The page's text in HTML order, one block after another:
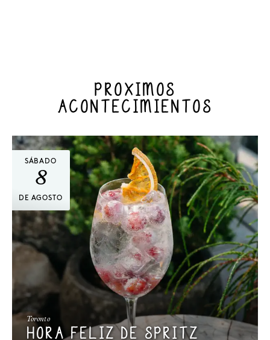
PRÓXIMOS
ACONTECIMIENTOS
SÁBADO
8
DE AGOSTO
Toronto
HORA FELIZ DE SPRITZ